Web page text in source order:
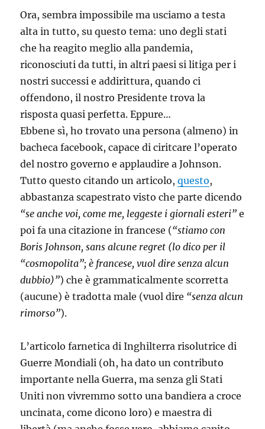
Ora, sembra impossibile ma usciamo a testa
alta in tutto, su questo tema: uno degli stati
che ha reagito meglio alla pandemia,
riconosciuti da tutti, in altri paesi si litiga per i
nostri successi e addirittura, quando ci
offendono, il nostro Presidente trova la
risposta quasi perfetta. Eppure…
Ebbene sì, ho trovato una persona (almeno) in
bacheca facebook, capace di ciritcare l’operato
del nostro governo e applaudire a Johnson.
Tutto questo citando un articolo,questo,
abbastanza scapestrato visto che parte dicendo
“se anche voi, come me, leggeste i giornali esteri” e
poi fa una citazione in francese (“stiamo con
Boris Johnson, sans alcune regret (lo dico per il
“cosmopolita”; è francese, vuol dire senza alcun
dubbio)”) che è grammaticalmente scorretta
(aucune) è tradotta male (vuol dire “senza alcun
rimorso”).
L’articolo farnetica di Inghilterra risolutrice di
Guerre Mondiali (oh, ha dato un contributo
importante nella Guerra, ma senza gli Stati
Uniti non vivremmo sotto una bandiera a croce
uncinata, come dicono loro) e maestra di